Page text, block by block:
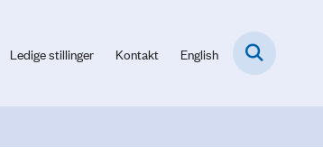
Ledige stillinger Kontakt English